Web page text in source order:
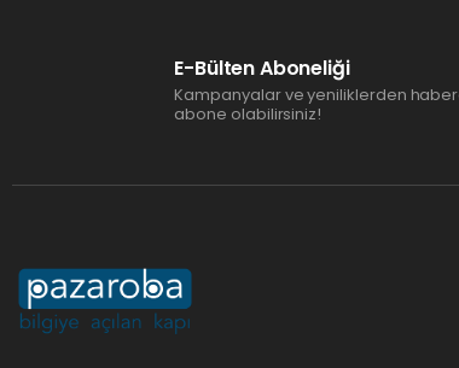
E-Bülten Aboneliği
Kampanyalar ve yeniliklerden
abone olabilirsiniz!